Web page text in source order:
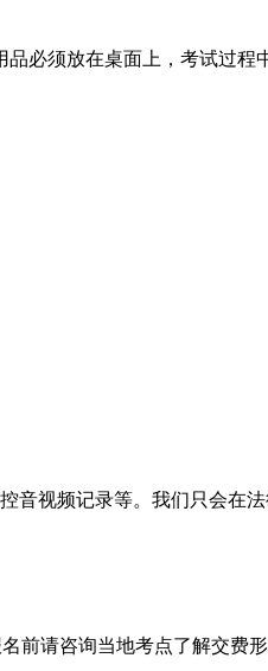
必须放在桌面上，考试过程
音视频记录等。我们只会在
前请咨询当地考点了解交费形